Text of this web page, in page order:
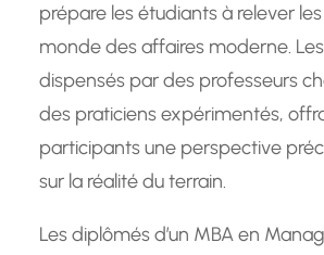
prépare les étudiants à relever
monde des affaires moderne.
dispensés par des professeurs
des praticiens expérimentés,
participants une perspective
sur la réalité du terrain.
Les diplômés d’un MBA en